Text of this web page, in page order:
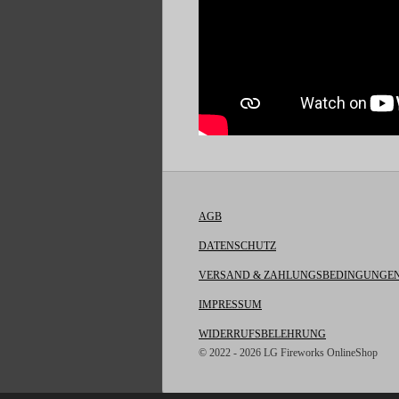
AGB
DATENSCHUTZ
VERSAND &
IMPRESSUM
WIDERRUFSBELEHRUNG
© 2022 - 2026 LG Fireworks OnlineShop